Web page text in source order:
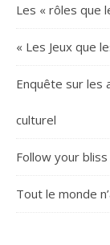
Les « rôles que
« Les Jeux que
Enquête sur les
culturel
Follow your bliss
Tout le monde